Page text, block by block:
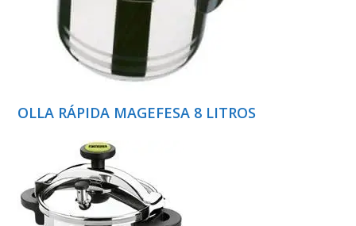
OLLA RÁPIDA MAGEFESA 8 LITROS